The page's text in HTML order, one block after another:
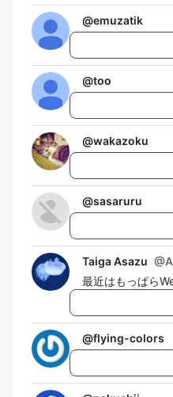
@emuzatik
@too
@wakazoku
@sasaruru
Taiga Asazu @
最近はもっぱら
@flying-colors